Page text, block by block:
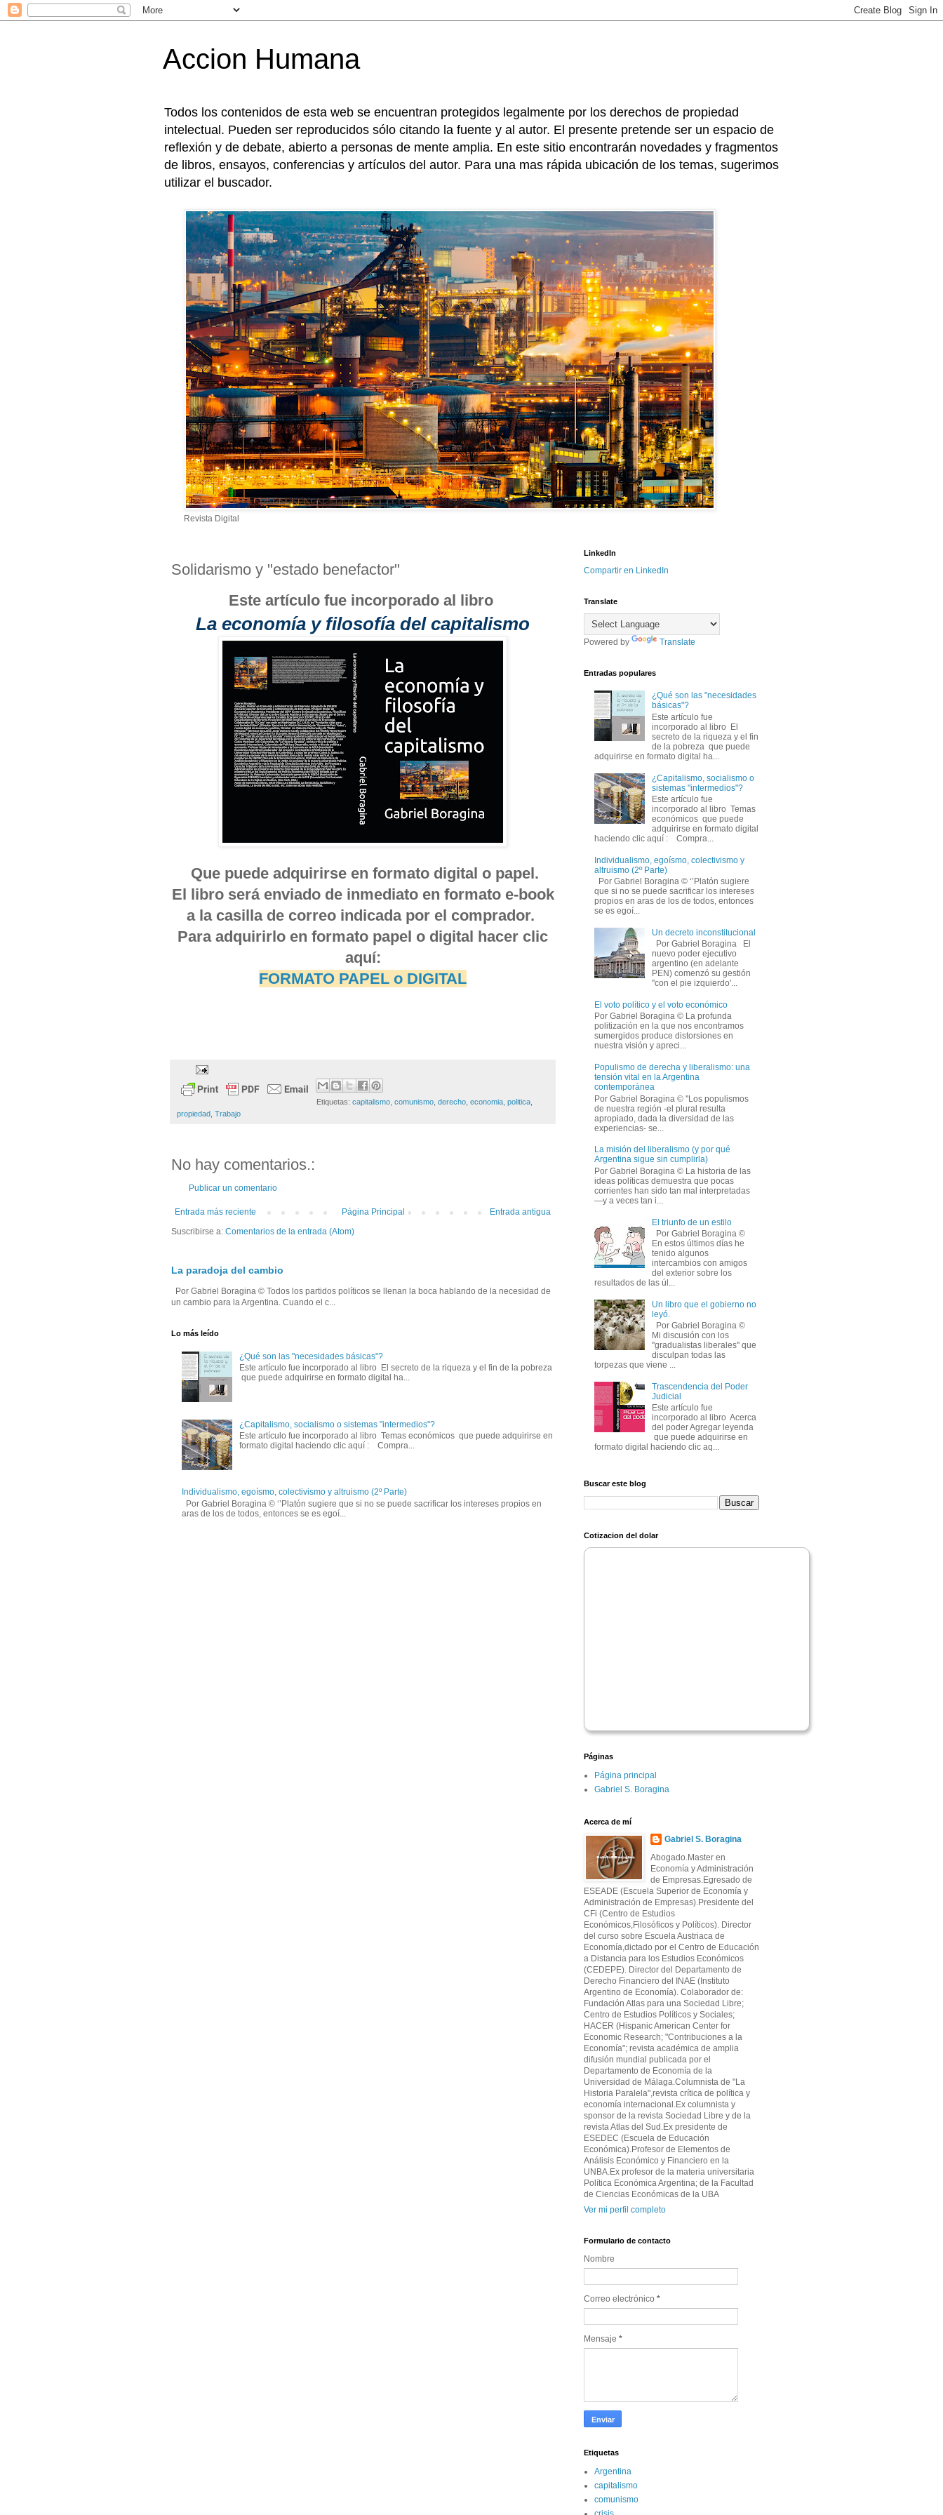
Accion Humana
Todos los contenidos de esta web se encuentran protegidos legalmente por los derechos de propiedad
intelectual. Pueden ser reproducidos sólo citando la fuente y al autor. El presente pretende ser un espacio de
reflexión y de debate, abierto a personas de mente amplia. En este sitio encontrarán novedades y fragmentos
de libros, ensayos, conferencias y artículos del autor. Para una mas rápida ubicación de los temas, sugerimos
utilizar el buscador.
Revista Digital
Solidarismo y "estado benefactor"
Este artículo fue incorporado al libro
La economía y filosofía del capitalismo
Que puede adquirirse en formato digital o papel.
El libro será enviado de inmediato en formato e-book
a la casilla de correo indicada por el comprador.
Para adquirirlo en formato papel o digital hacer clic
aquí:
FORMATO PAPEL o DIGITAL
Etiquetas:capitalismo,comunismo,derecho,economia,politica,
propiedad, Trabajo
No hay comentarios.:
Publicar un comentario
Entrada más reciente Entrada antigua
Página Principal
Suscribirse a: Comentarios de la entrada (Atom)
La paradoja del cambio
Por Gabriel Boragina © Todos los partidos políticos se llenan la boca hablando de la necesidad de
un cambio para la Argentina. Cuando el c...
Lo más leído
¿Qué son las "necesidades básicas"?
Este artículo fue incorporado al libro El secreto de la riqueza y el fin de la pobreza
que puede adquirirse en formato digital ha...
¿Capitalismo, socialismo o sistemas "intermedios"?
Este artículo fue incorporado al libro Temas económicos que puede adquirirse en
formato digital haciendo clic aquí : Compra...
Individualismo, egoísmo, colectivismo y altruismo (2º Parte)
Por Gabriel Boragina © ‘’Platón sugiere que si no se puede sacrificar los intereses propios en
aras de los de todos, entonces se es egoí...
LinkedIn
Compartir en LinkedIn
Translate
Powered by Translate
Entradas populares
¿Qué son las "necesidades
básicas"?
Este artículo fue
incorporado al libro El
secreto de la riqueza y el fin
de la pobreza que puede
adquirirse en formato digital ha...
¿Capitalismo, socialismo o
sistemas "intermedios"?
Este artículo fue
incorporado al libro Temas
económicos que puede
adquirirse en formato digital
haciendo clic aquí : Compra...
Individualismo, egoísmo, colectivismo y
altruismo (2º Parte)
Por Gabriel Boragina © ‘’Platón sugiere
que si no se puede sacrificar los intereses
propios en aras de los de todos, entonces
se es egoí...
Un decreto inconstitucional
Por Gabriel Boragina El
nuevo poder ejecutivo
argentino (en adelante
PEN) comenzó su gestión
''con el pie izquierdo'...
El voto político y el voto económico
Por Gabriel Boragina © La profunda
politización en la que nos encontramos
sumergidos produce distorsiones en
nuestra visión y apreci...
Populismo de derecha y liberalismo: una
tensión vital en la Argentina
contemporánea
Por Gabriel Boragina © ''Los populismos
de nuestra región -el plural resulta
apropiado, dada la diversidad de las
experiencias- se...
La misión del liberalismo (y por qué
Argentina sigue sin cumplirla)
Por Gabriel Boragina © La historia de las
ideas políticas demuestra que pocas
corrientes han sido tan mal interpretadas
—y a veces tan i...
El triunfo de un estilo
Por Gabriel Boragina ©
En estos últimos días he
tenido algunos
intercambios con amigos
del exterior sobre los
resultados de las úl...
Un libro que el gobierno no
leyó.
Por Gabriel Boragina ©
Mi discusión con los
''gradualistas liberales'' que
disculpan todas las
torpezas que viene ...
Trascendencia del Poder
Judicial
Este artículo fue
incorporado al libro Acerca
del poder Agregar leyenda
que puede adquirirse en
formato digital haciendo clic aq...
Buscar este blog
Cotizacion del dolar
Páginas
Página principal
Gabriel S. Boragina
Acerca de mí
Gabriel S. Boragina
Abogado.Master en
Economía y Administración
de Empresas.Egresado de
ESEADE (Escuela Superior de Economía y
Administración de Empresas).Presidente del
CFi (Centro de Estudios
Económicos,Filosóficos y Políticos). Director
del curso sobre Escuela Austriaca de
Economía,dictado por el Centro de Educación
a Distancia para los Estudios Económicos
(CEDEPE). Director del Departamento de
Derecho Financiero del INAE (Instituto
Argentino de Economía). Colaborador de:
Fundación Atlas para una Sociedad Libre;
Centro de Estudios Políticos y Sociales;
HACER (Hispanic American Center for
Economic Research; "Contribuciones a la
Economía"; revista académica de amplia
difusión mundial publicada por el
Departamento de Economía de la
Universidad de Málaga.Columnista de "La
Historia Paralela",revista crítica de política y
economía internacional.Ex columnista y
sponsor de la revista Sociedad Libre y de la
revista Atlas del Sud.Ex presidente de
ESEDEC (Escuela de Educación
Económica).Profesor de Elementos de
Análisis Económico y Financiero en la
UNBA.Ex profesor de la materia universitaria
Política Económica Argentina; de la Facultad
de Ciencias Económicas de la UBA
Ver mi perfil completo
Formulario de contacto
Nombre
Correo electrónico *
Mensaje *
Etiquetas
Argentina
capitalismo
comunismo